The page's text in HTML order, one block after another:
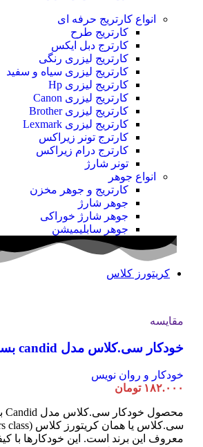
انواع کارتریج حرفه ای
کارتریج طرح
کارترج دبل ایکس
کارتریج لیزری رنگی
کارتریج لیزری سیاه و سفید
کارتریج لیزری Hp
کارتریج لیزری Canon
کارتریج لیزری Brother
کارتریج لیزری Lexmark
کارترج تونر زیراکس
کارترج درام زیراکس
تونر شارژ
انواع جوهر
کارتریج و جوهر مخزن
جوهر شارژ
جوهر شارژ خوراکی
جوهر سابلیمیشن
کریتورز کلاس
مقایسه
خودکار سی.کلاس مدل candid بسته 6 عددی
خودکار و روان نویس
۱۸۲.۰۰۰ تومان
معروف این برند است. این خودکارها با